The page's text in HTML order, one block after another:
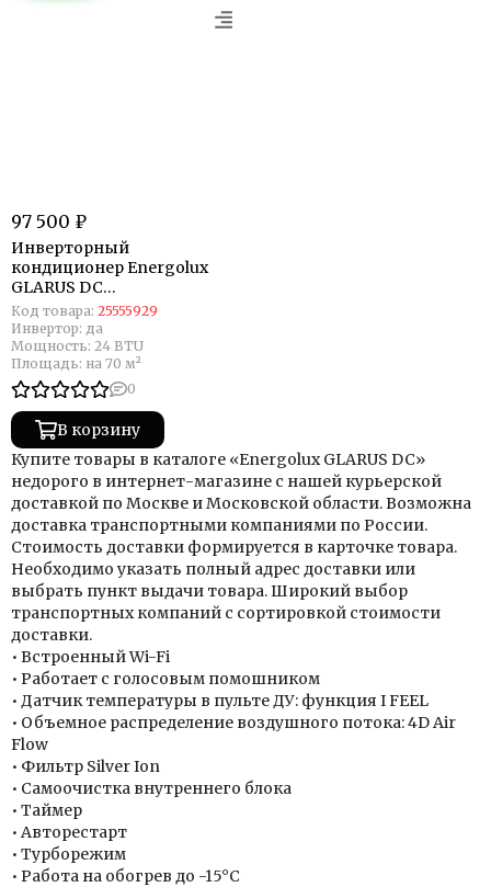
97 500 ₽
Инверторный
кондиционер Energolux
GLARUS DC
ESAS24GL1_HDC/ESAU24GL1
_HDC
Код товара: 25555929
Инвертор: да
Мощность: 24 BTU
Площадь: на 70 м²
0
В корзину
Купите товары в каталоге «Energolux GLARUS DC»
недорого в интернет-магазине с нашей курьерской
доставкой по Москве и Московской области. Возможна
доставка транспортными компаниями по России.
Стоимость доставки формируется в карточке товара.
Необходимо указать полный адрес доставки или
выбрать пункт выдачи товара. Широкий выбор
транспортных компаний с сортировкой стоимости
доставки.
• Встроенный Wi-Fi
• Работает с голосовым помошником
• Датчик температуры в пульте ДУ: функция I FEEL
• Объемное распределение воздушного потока: 4D Air
Flow
• Фильтр Silver Ion
• Самоочистка внутреннего блока
• Таймер
• Авторестарт
• Турборежим
• Работа на обогрев до -15°C